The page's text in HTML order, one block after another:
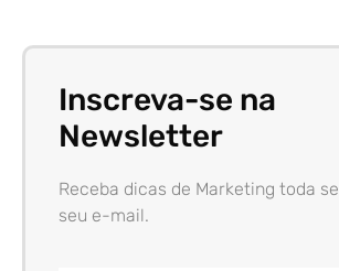
Inscreva-se na
Newsletter
Receba dicas de Marketing toda
seu e-mail.